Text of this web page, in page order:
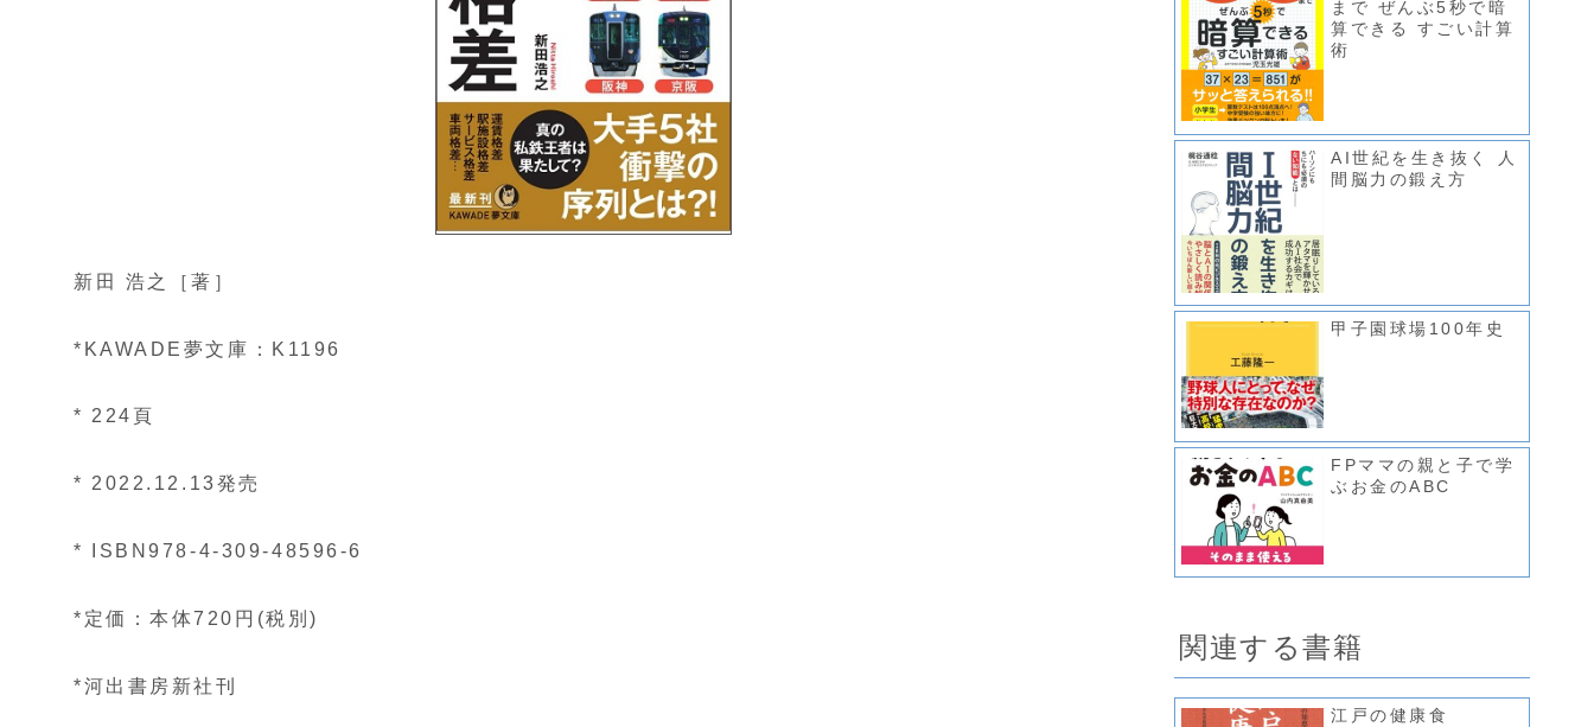
新田 浩之［著］
*KAWADE夢文庫：K1196
* 224頁
* 2022.12.13発売
* ISBN978-4-309-48596-6
*定価：本体720円(税別)
*河出書房新社刊
まで ぜんぶ5秒で暗
算できる すごい計算
術
AI世紀を生き抜く 人
間脳力の鍛え方
甲子園球場100年史
FPママの親と子で学
ぶお金のABC
関連する書籍
江戸の健康食